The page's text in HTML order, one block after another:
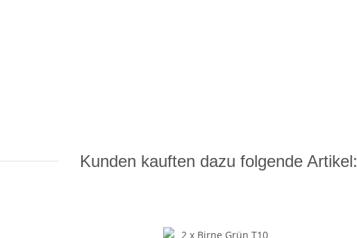
Kunden kauften dazu folgende Artikel: